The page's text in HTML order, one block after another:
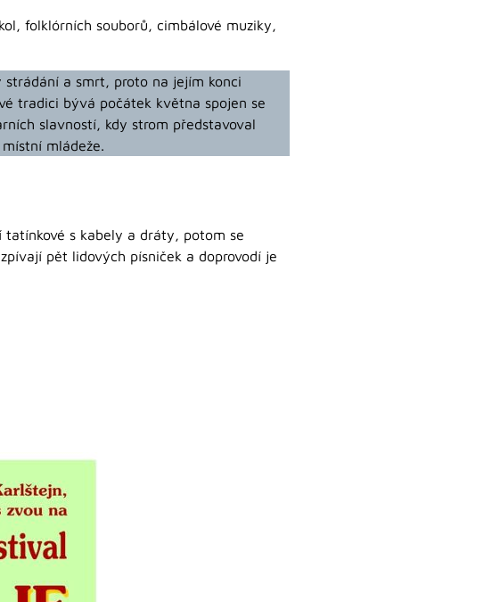
folklórních souborů, cimbálové muziky,
a smrt, proto na jejím konci
tradici bývá počátek května spojen se
slavností, kdy strom představoval
mládeže.
s kabely a dráty, potom se
pět lidových písniček a doprovodí je